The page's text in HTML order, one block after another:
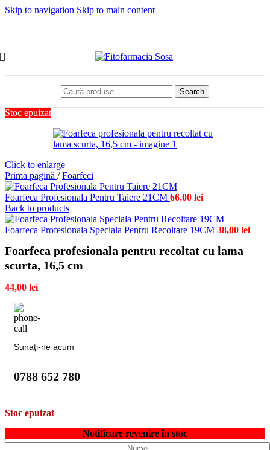
Skip to navigation Skip to main content
Search
Stoc epuizat
Click to enlarge
Prima pagină / Foarfeci
Foarfeca Profesionala Pentru Taiere 21CM 66,00 lei
Back to products
Foarfeca Profesionala Speciala Pentru Recoltare 19CM 38,00 lei
Foarfeca profesionala pentru recoltat cu lama
scurta, 16,5 cm
44,00 lei
Sunaţi-ne acum
0788 652 780
Stoc epuizat
Notificare revenire în stoc